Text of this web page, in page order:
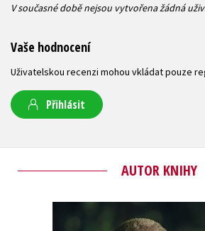
V současné době nejsou vytvořena žádná
Vaše hodnocení
Uživatelskou recenzi mohou vkládat pouze
Přihlásit
AUTOR KNIHY